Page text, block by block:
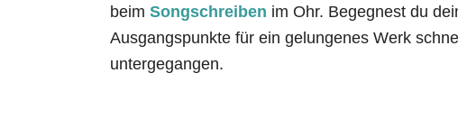
beim Songschreiben im Ohr. Begegnest du
Ausgangspunkte für ein gelungenes Werk
untergegangen.